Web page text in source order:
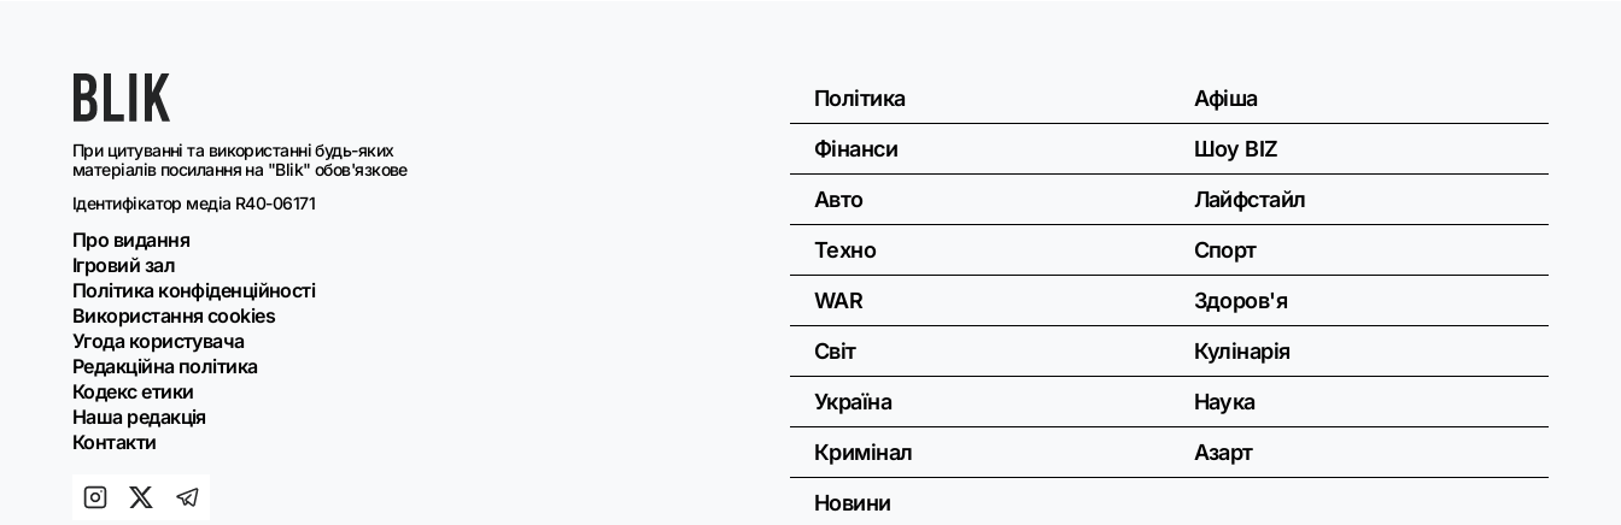
При цитуванні та використанні будь-яких
матеріалів посилання на "Blik" обов'язкове
Ідентифікатор медіа R40-06171
Про видання
Ігровий зал
Політика конфіденційності
Використання cookies
Угода користувача
Редакційна політика
Кодекс етики
Наша редакція
Контакти
Політика
Фінанси
Авто
Техно
WAR
Світ
Україна
Кримінал
Новини
Афіша
Шоу BIZ
Лайфстайл
Спорт
Здоров'я
Кулінарія
Наука
Азарт